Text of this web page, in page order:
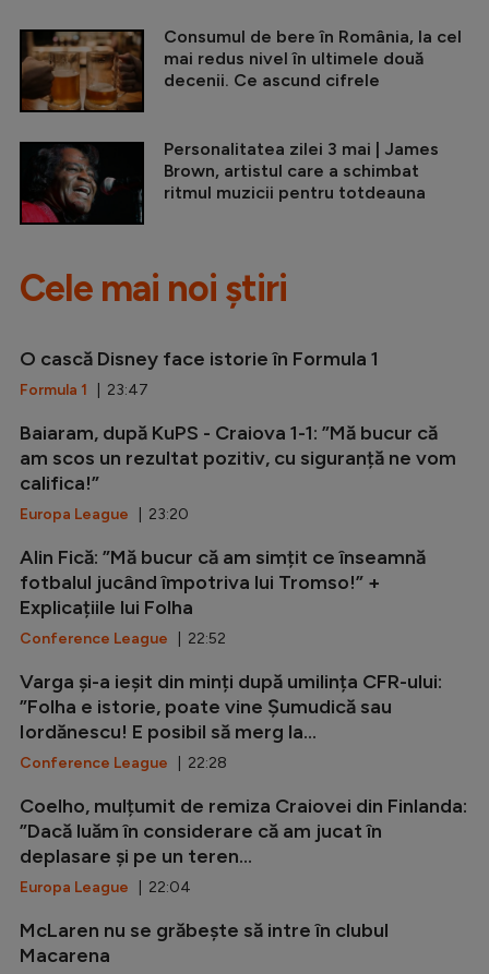
Consumul de bere în România, la cel
mai redus nivel în ultimele două
decenii. Ce ascund cifrele
Personalitatea zilei 3 mai | James
Brown, artistul care a schimbat
ritmul muzicii pentru totdeauna
Cele mai noi știri
O cască Disney face istorie în Formula 1
Formula 1 | 23:47
Baiaram, după KuPS - Craiova 1-1: ”Mă bucur că
am scos un rezultat pozitiv, cu siguranță ne vom
califica!”
Europa League | 23:20
Alin Fică: ”Mă bucur că am simțit ce înseamnă
fotbalul jucând împotriva lui Tromso!” +
Explicațiile lui Folha
Conference League | 22:52
Varga și-a ieșit din minți după umilința CFR-ului:
”Folha e istorie, poate vine Șumudică sau
Iordănescu! E posibil să merg la...
Conference League | 22:28
Coelho, mulțumit de remiza Craiovei din Finlanda:
”Dacă luăm în considerare că am jucat în
deplasare și pe un teren...
Europa League | 22:04
McLaren nu se grăbește să intre în clubul
Macarena